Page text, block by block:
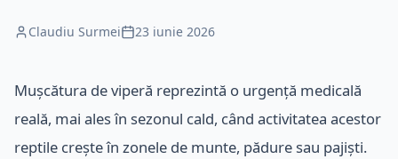
Claudiu Surmei 23 iunie 2026
Mușcătura de viperă reprezintă o urgență medicală
reală, mai ales în sezonul cald, când activitatea acestor
reptile crește în zonele de munte, pădure sau pajiști.